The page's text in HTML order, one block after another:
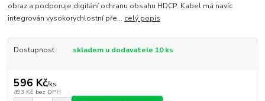
obraz a podporuje digitání ochranu obsahu HDCP. Kabel má navíc
integrován vysokorychlostní pře... celý popis
Dostupnost skladem u dodavatele 10 ks
596 Kč/ks
493 Kč bez DPH